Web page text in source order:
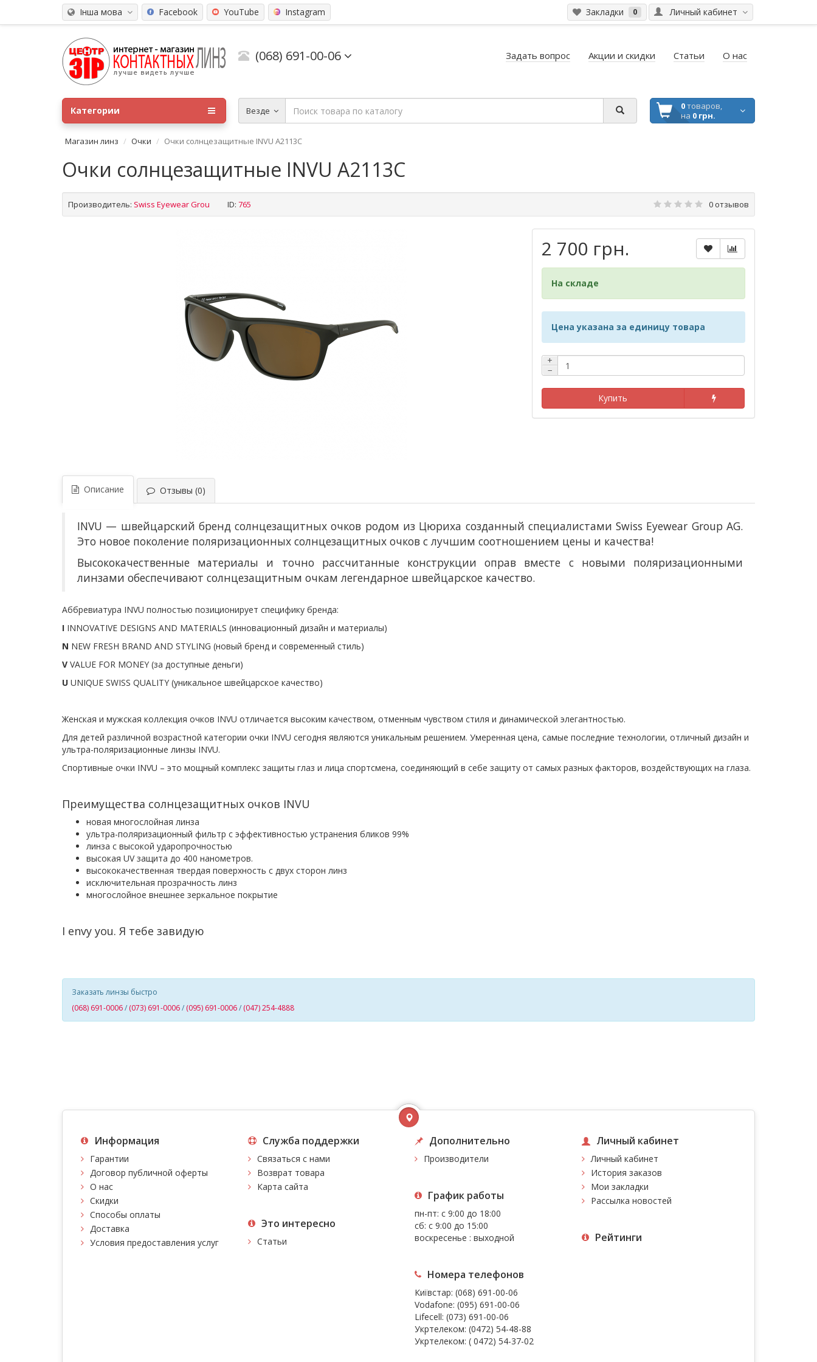
Інша мова Личный кабинет
Закладки 0
Facebook YouTube Instagram
(068) 691-00-06 Задать вопрос Акции и скидки Статьи О нас
Везде 0товаров,
на 0 грн.
Категории
Магазин линз Очки Очки солнцезащитные INVU A2113C
Очки солнцезащитные INVU A2113C
Производитель: Swiss Eyewear Grou ID: 765 0 отзывов
2 700 грн.
На складе
Цена указана за единицу товара
+
−
Купить
Описание Отзывы (0)
INVU — швейцарский бренд солнцезащитных очков родом из Цюриха созданный специалистами Swiss Eyewear Group AG.
Это новое поколение поляризационных солнцезащитных очков с лучшим соотношением цены и качества!
Высококачественные материалы и точно рассчитанные конструкции оправ вместе с новыми поляризационными
линзами обеспечивают солнцезащитным очкам легендарное швейцарское качество.
Аббревиатура INVU полностью позиционирует специфику бренда:
I INNOVATIVE DESIGNS AND MATERIALS (инновационный дизайн и материалы)
N NEW FRESH BRAND AND STYLING (новый бренд и современный стиль)
V VALUE FOR MONEY (за доступные деньги)
U UNIQUE SWISS QUALITY (уникальное швейцарское качество)
Женская и мужская коллекция очков INVU отличается высоким качеством, отменным чувством стиля и динамической элегантностью.
Для детей различной возрастной категории очки INVU сегодня являются уникальным решением. Умеренная цена, самые последние технологии, отличный дизайн и
ультра-поляризационные линзы INVU.
Спортивные очки INVU – это мощный комплекс защиты глаз и лица спортсмена, соединяющий в себе защиту от самых разных факторов, воздействующих на глаза.
Преимущества солнцезащитных очков INVU
новая многослойная линза
ультра-поляризационный фильтр с эффективностью устранения бликов 99%
линза с высокой ударопрочностью
высокая UV защита до 400 нанометров.
высококачественная твердая поверхность с двух сторон линз
исключительная прозрачность линз
многослойное внешнее зеркальное покрытие
I envy you. Я тебе завидую
Заказать линзы быстро
(068) 691-0006/ (073) 691-0006/ (095) 691-0006/ (047) 254-4888
Информация
Гарантии
Договор публичной оферты
О нас
Скидки
Способы оплаты
Доставка
Условия предоставления услуг
Служба поддержки
Связаться с нами
Возврат товара
Карта сайта
Это интересно
Статьи
Дополнительно
Производители
График работы
пн-пт: с 9:00 до 18:00
сб: с 9:00 до 15:00
воскресенье : выходной
Номера телефонов
Київстар: (068) 691-00-06
Vodafone: (095) 691-00-06
Lifecell: (073) 691-00-06
Укртелеком: (0472) 54-48-88
Укртелеком: ( 0472) 54-37-02
Личный кабинет
Личный кабинет
История заказов
Мои закладки
Рассылка новостей
Рейтинги